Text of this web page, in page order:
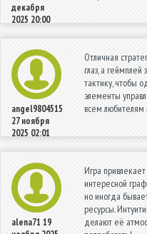
декабря
2025 20:00
angel9804515
27 ноября
2025 02:01
Отличная
глаз, а
тактику, чтобы
элементы
всем любителям
alena71 19
Игра
интересной
но иногда
ресурсы.
делают её